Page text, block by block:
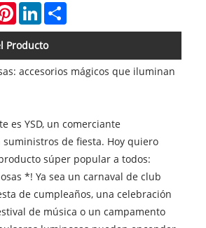
PinterestLinkedIn
Producto
accesorios mágicos que iluminan
es YSD, un comerciante
suministros de fiesta. Hoy quiero
súper popular a todos:
*! Ya sea un carnaval de club
de cumpleaños, una celebración
de música o un campamento